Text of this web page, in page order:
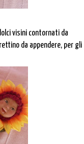
visini contornati da
da appendere, per gli